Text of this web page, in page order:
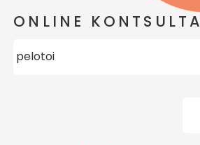
ONLINE KONTSULTA